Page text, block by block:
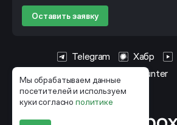
Мы обрабатываем данные
посетителей и используем
куки согласнополитике
Оставить заявку
Telegram Хабр
HeadHunter